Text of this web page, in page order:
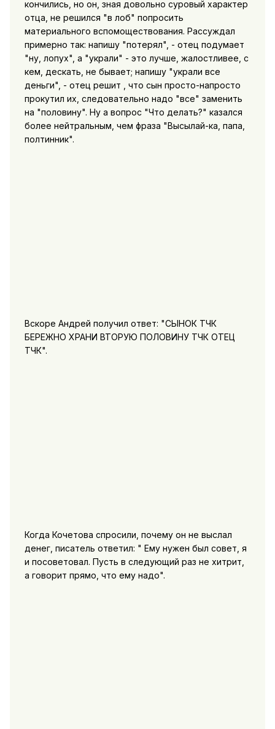
кончились, но он, зная довольно суровый характер
отца, не решился "в лоб" попросить
материального вспомоществования. Рассуждал
примерно так: напишу "потерял", - отец подумает
"ну, лопух", а "украли" - это лучше, жалостливее, с
кем, дескать, не бывает; напишу "украли все
деньги", - отец решит , что сын просто-напросто
прокутил их, следовательно надо "все" заменить
на "половину". Ну а вопрос "Что делать?" казался
более нейтральным, чем фраза "Высылай-ка, папа,
полтинник".
Вскоре Андрей получил ответ: "СЫНОК ТЧК
БЕРЕЖНО ХРАНИ ВТОРУЮ ПОЛОВИНУ ТЧК ОТЕЦ
ТЧК".
Когда Кочетова спросили, почему он не выслал
денег, писатель ответил: " Ему нужен был совет, я
и посоветовал. Пусть в следующий раз не хитрит,
а говорит прямо, что ему надо".